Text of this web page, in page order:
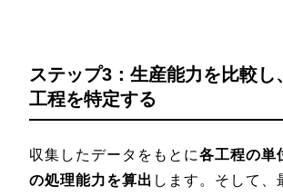
ステップ3：生産能力を比較し
工程を特定する
収集したデータをもとに各工程の単
の処理能力を算出 します。そして、